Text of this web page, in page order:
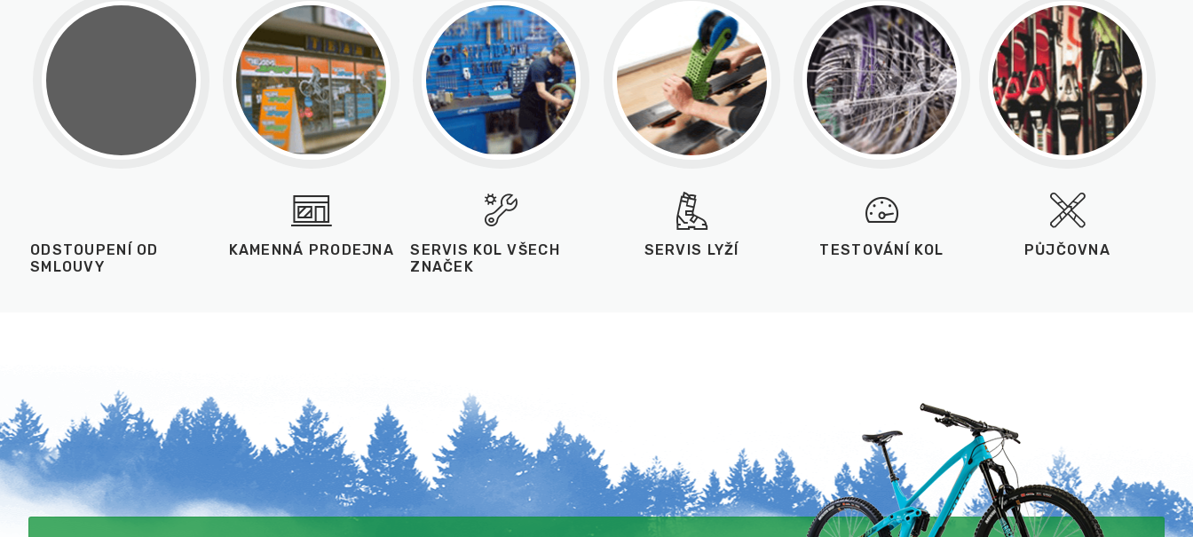
ODSTOUPENÍ OD
SMLOUVY
KAMENNÁ PRODEJNA
SERVIS KOL VŠECH
ZNAČEK
SERVIS LYŽÍ TESTOVÁNÍ KOL PŮJČOVNA